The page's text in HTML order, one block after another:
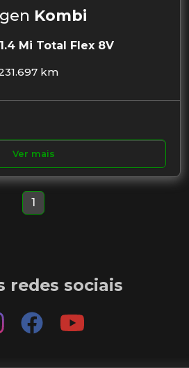
Kombi
Mi Total Flex 8V
km
Ver mais
1
redes sociais